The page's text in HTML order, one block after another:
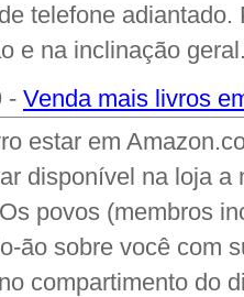
telefone
e na inclinação
- Venda mais livros
estar em
disponível na loja a
povos (membros
ão sobre você com
compartimento do